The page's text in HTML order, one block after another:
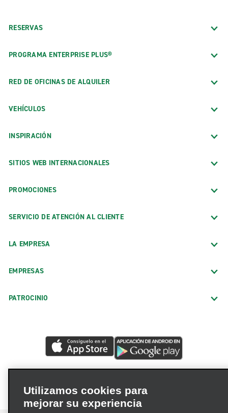
RESERVAS
PROGRAMA ENTERPRISE PLUS®
RED DE OFICINAS DE ALQUILER
VEHÍCULOS
INSPIRACIÓN
SITIOS WEB INTERNACIONALES
PROMOCIONES
SERVICIO DE ATENCIÓN AL CLIENTE
LA EMPRESA
EMPRESAS
PATROCINIO
Utilizamos cookies para
mejorar su experiencia